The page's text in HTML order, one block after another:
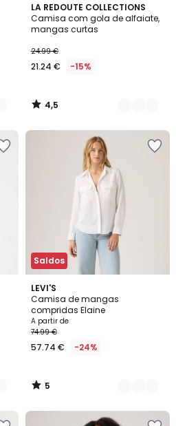
LA REDOUTE COLLECTIONS
Camisa com gola de alfaiate,
mangas curtas
24.99 €
21.24 € -15%
4,5
/ 5
2
Cores
4,5
/
Saldos
LEVI'S
Camisa de mangas
compridas Elaine
A partir de
74.99 €
57.74 € -24%
5
/
5
3
Cores
5
/